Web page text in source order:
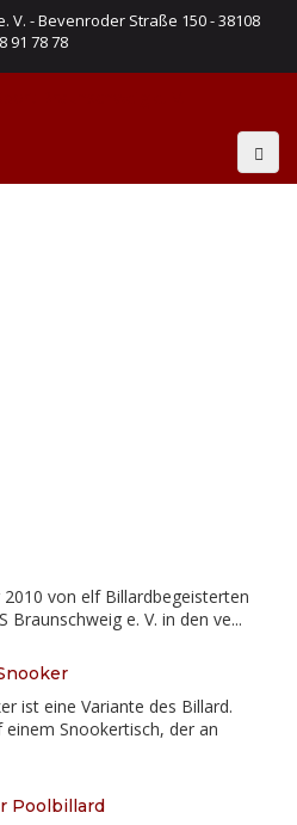
V. - Bevenroder Straße 150 - 38108
91 78 78
2010 von elf Billardbegeisterten
Braunschweig e. V. in den ve...
ist eine Variante des Billard.
Snookertisch, der an
Poolbillard